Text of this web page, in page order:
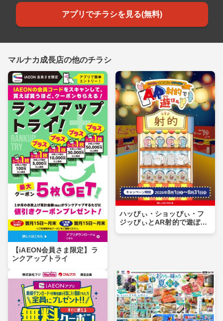
アプリでチラシを見る(無料)
マルナカ成長店の他のチラシ
【iAEON会員さま限定】ラ
ンクアップトライ
ハッぴぃ・ショッぴぃ・フ
ジッぴぃとAR射的で遊ぼ